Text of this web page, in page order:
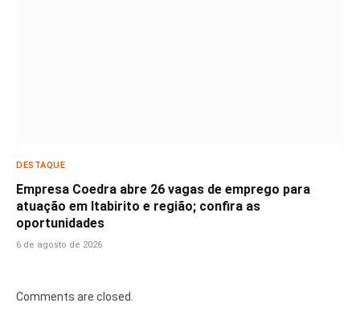
DESTAQUE
Empresa Coedra abre 26 vagas de emprego para
atuação em Itabirito e região; confira as
oportunidades
6 de agosto de 2026
Comments are closed.